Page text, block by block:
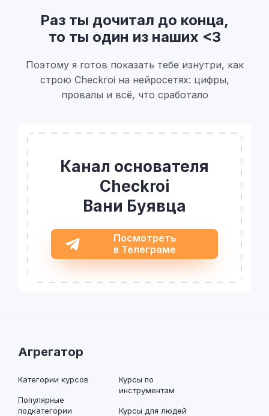
Раз ты дочитал до конца,
то ты один из наших <3
Поэтому я готов показать тебе изнутри, как
строю Checkroi на нейросетях: цифры,
провалы и всё, что сработало
Канал основателя
Checkroi
Вани Буявца
Посмотреть
в Телеграме
Агрегатор
Категории курсов
Популярные
подкатегории
Курсы по
инструментам
Курсы для людей